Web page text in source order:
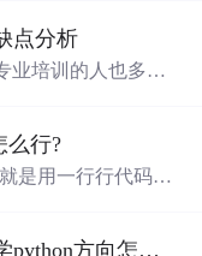
握的技能，希望
么问？很简单，99
，阿...
点分析
业培训的人也多。
会放弃学习了。那
就是专业，最大的
...
么行?
得不掌握的技能，
想学IT要去IT培训机构学吗？学python方向怎么样？